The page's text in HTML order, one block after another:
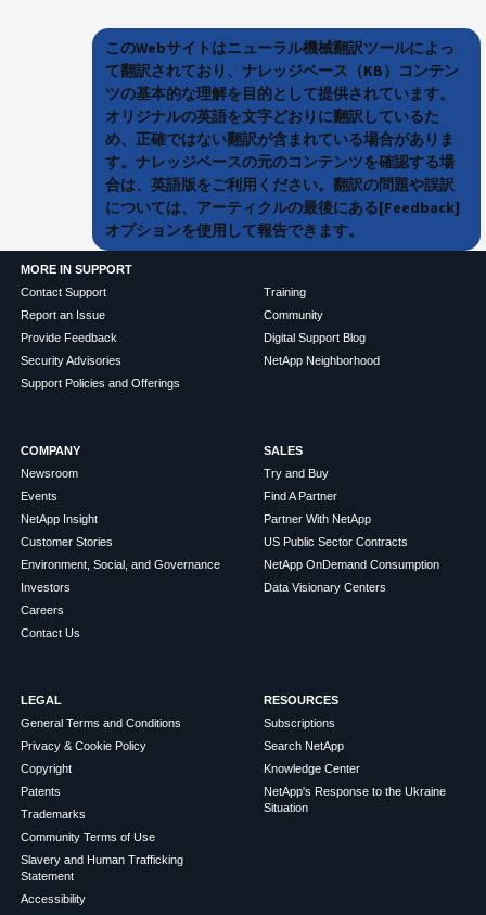
このWebサイトはニューラル機械翻訳ツールによっ
て翻訳されており、ナレッジベース（KB）コンテン
ツの基本的な理解を目的として提供されています。
オリジナルの英語を文字どおりに翻訳しているた
め、正確ではない翻訳が含まれている場合がありま
す。ナレッジベースの元のコンテンツを確認する場
合は、英語版をご利用ください。翻訳の問題や誤訳
については、アーティクルの最後にある[Feedback]
オプションを使用して報告できます。
MORE IN SUPPORT
Contact Support
Report an Issue
Provide Feedback
Security Advisories
Support Policies and Offerings
Training
Community
Digital Support Blog
NetApp Neighborhood
COMPANY
Newsroom
Events
NetApp Insight
Customer Stories
Environment, Social, and Governance
Investors
Careers
Contact Us
SALES
Try and Buy
Find A Partner
Partner With NetApp
US Public Sector Contracts
NetApp OnDemand Consumption
Data Visionary Centers
LEGAL
General Terms and Conditions
Privacy & Cookie Policy
Copyright
Patents
Trademarks
Community Terms of Use
Slavery and Human Trafficking
Statement
Accessibility
RESOURCES
Subscriptions
Search NetApp
Knowledge Center
NetApp's Response to the Ukraine
Situation